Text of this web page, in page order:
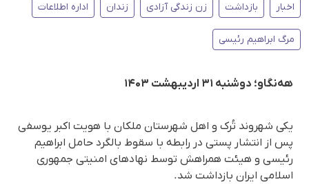
اخبار بازداشت زن زندگی آزادی زندان اداره اطلاعات
مرگ ابراهیم رئیسی
هه‌نگاو؛ دوشنبه ۳۱ اردیبهشت ۱۴۰۳
یکی شهروند تُرک و اهل شهرستان ملکان با هویت اکبر یوسفی
پس از انتشار پستی در رابطه با سقوط بالگرد حامل ابراهیم
رئیسی و هیئت همراهش توسط نهادهای امنیتی جمهوری
اسلامی ایران بازداشت شد.